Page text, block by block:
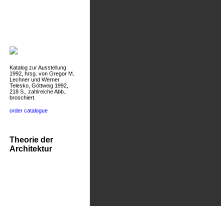
Katalog zur Ausstellung
1992, hrsg. von Gregor M.
Lechner und Werner
Telesko, Göttweig 1992,
218 S., zahlreiche Abb.,
broschiert.
order catalogue
Theorie der
Architektur